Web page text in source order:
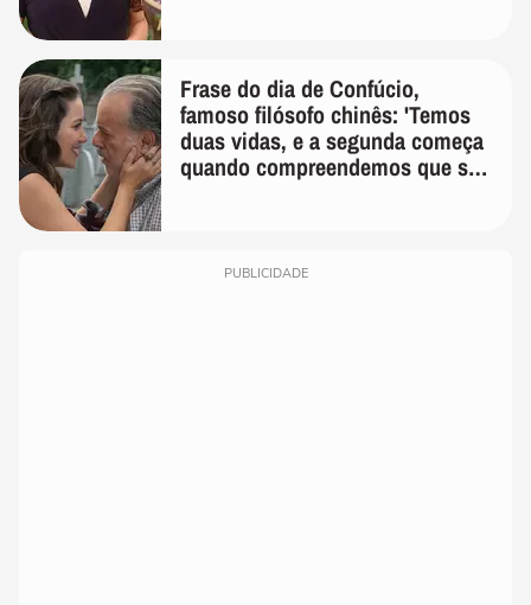
Frase do dia de Confúcio,
famoso filósofo chinês: 'Temos
duas vidas, e a segunda começa
quando compreendemos que só
PUBLICIDADE